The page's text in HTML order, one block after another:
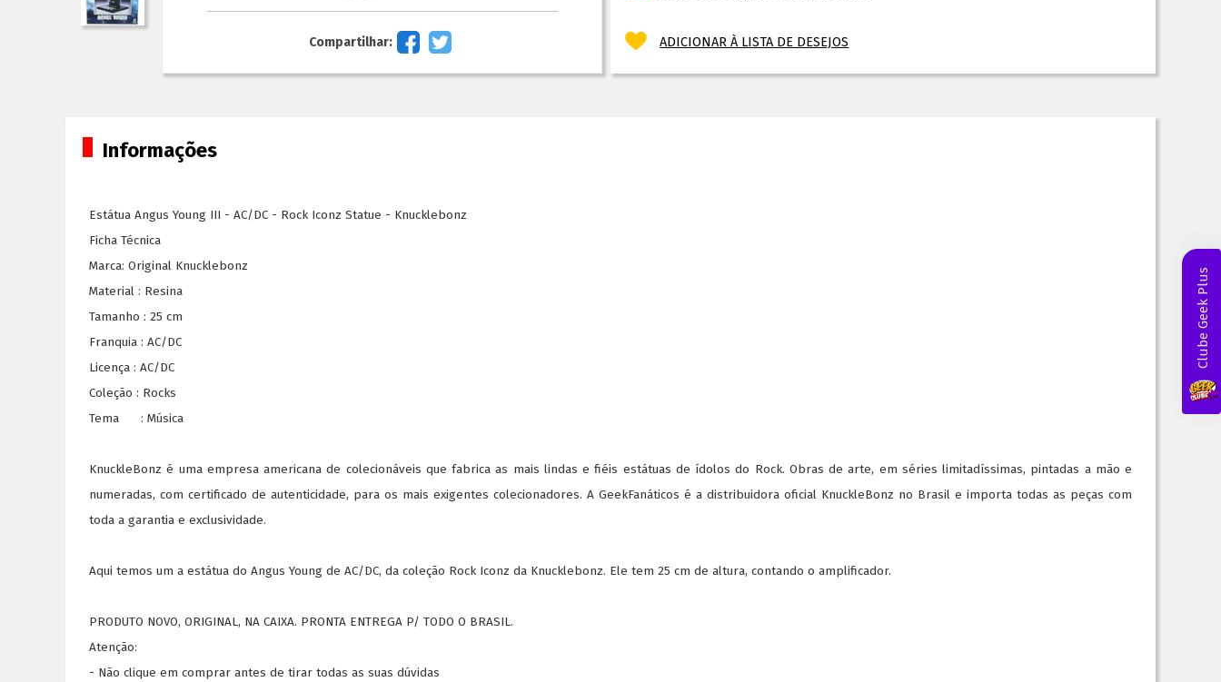
Compartilhar: ADICIONAR À LISTA DE DESEJOS
Informações
Estátua Angus Young III - AC/DC - Rock Iconz Statue - Knucklebonz
Ficha Técnica
Marca: Original Knucklebonz
Material : Resina
Tamanho : 25 cm
Franquia : AC/DC
Licença : AC/DC
Coleção : Rocks
Tema : Música
KnuckleBonz é uma empresa americana de colecionáveis que fabrica as mais lindas e fiéis estátuas de ídolos do Rock. Obras de arte, em séries limitadíssimas, pintadas a mão e
numeradas, com certificado de autenticidade, para os mais exigentes colecionadores. A GeekFanáticos é a distribuidora oficial KnuckleBonz no Brasil e importa todas as peças com
toda a garantia e exclusividade.
Aqui temos um a estátua do Angus Young de AC/DC, da coleção Rock Iconz da Knucklebonz. Ele tem 25 cm de altura, contando o amplificador.
PRODUTO NOVO, ORIGINAL, NA CAIXA. PRONTA ENTREGA P/ TODO O BRASIL.
Atenção:
- Não clique em comprar antes de tirar todas as suas dúvidas
Clube Geek Plus